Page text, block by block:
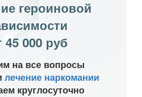
героиновой
45 000 руб
на все вопросы
лечение наркомании
круглосуточно